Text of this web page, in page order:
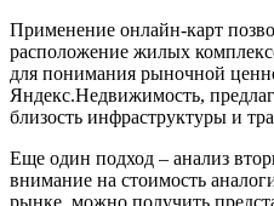
Применение онлайн-карт
расположение жилых
для понимания рыночной
Яндекс.Недвижимость,
близость инфраструктуры и
Еще один подход – анализ
внимание на стоимость